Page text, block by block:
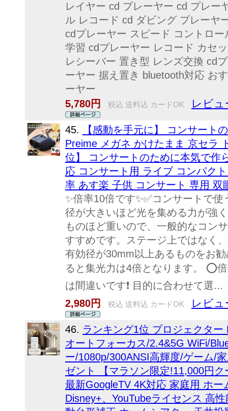
レイヤー cd プレーヤー cd プレー
ル レコード cd ダビング プレーヤ
cdプレーヤー スピード コントロ
学習 cdプレーヤー レコード カセ
レシーバー 置き型 レンズ交換 cd
ーヤー 据え置き bluetooth対応 お
ーヤー
5,780円
税込 送料込 カードOK レビュ
45.
【感動を手元に】 コンサート
Preime メガネ かけたまま 京セラ
位】 コンサートのために本気で作
応 コンサート用 ライブ コンパク
率 あす楽 子供 コンサート 専用 双
✨倍率10倍です✨✅コンサートで
径が大きいほど光を集める力が強
ものほど重いので、一般的なコン
すすめです。ステージ上ではなく
有効径が30mm以上あるものをお
ると集光力は4倍となります。 ⭕
は間違いです❗ 目的に合わせて選...
2,980円
税込 送料込 カードOK レビュ
46. ランキング1位 プロジェクタ
オートフォーカス/2.4&5G WiFi/
ー/1080p/300ANSI高輝度/ゲーム/
ゼント 【マラソン限定!11,000円
最新GoogleTV 4K対応 家庭用 ホ
Disney+、YouTubeライセンス 高